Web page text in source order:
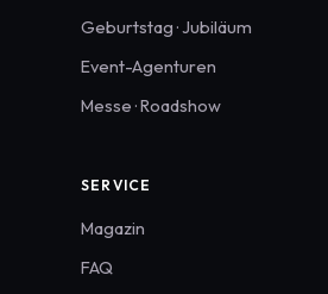
Geburtstag · Jubiläum
Event-Agenturen
Messe · Roadshow
SERVICE
Magazin
FAQ